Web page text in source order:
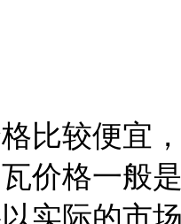
比较便宜
价格一般
实际的市